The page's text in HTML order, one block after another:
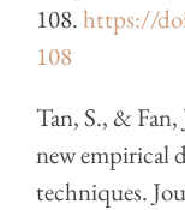
108.https://
108
Tan, S., &
new empirical
techniques.